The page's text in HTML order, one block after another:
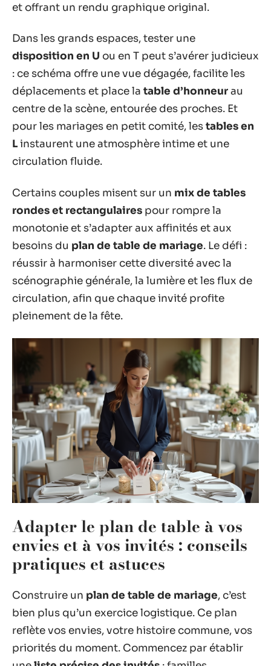
et offrant un rendu graphique original.
Dans les grands espaces, tester une
disposition en U ou en T peut s’avérer judicieux
: ce schéma offre une vue dégagée, facilite les
déplacements et place la table d’honneurau
centre de la scène, entourée des proches. Et
pour les mariages en petit comité, lestables en
Linstaurent une atmosphère intime et une
circulation fluide.
Certains couples misent sur un mix de tables
rondes et rectangulaires pour rompre la
monotonie et s’adapter aux affinités et aux
besoins du plan de table de mariage. Le défi :
réussir à harmoniser cette diversité avec la
scénographie générale, la lumière et les flux de
circulation, afin que chaque invité profite
pleinement de la fête.
Adapter le plan de table à vos
envies et à vos invités : conseils
pratiques et astuces
Construire un plan de table de mariage, c’est
bien plus qu’un exercice logistique. Ce plan
reflète vos envies, votre histoire commune, vos
priorités du moment. Commencez par établir